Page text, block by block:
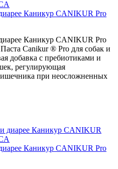
Каникур CANIKUR Pro
Каникур CANIKUR Pro
Canikur ® Pro для собак и
добавка с пребиотиками и
регулирующая
при неосложненных
Каникур CANIKUR Pro